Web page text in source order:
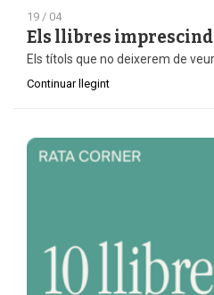
19 / 04
Els llibres
Els títols que no deixerem de
Continuar llegint